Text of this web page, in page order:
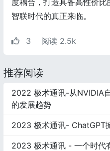
智联时代的真正来临。
3 阅读 2.5k
推荐阅读
2022 极术通讯-从NVIDIA
的发展趋势
2023 极术通讯- ChatGPT
2023 极术通讯 - 一个时代